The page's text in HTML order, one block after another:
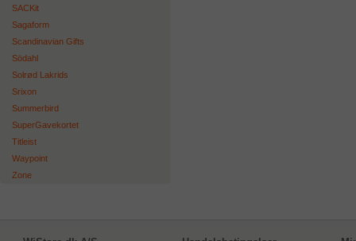
SACKit
Sagaform
Scandinavian Gifts
Södahl
Solrød Lakrids
Srixon
Summerbird
SuperGavekortet
Titleist
Waypoint
Zone